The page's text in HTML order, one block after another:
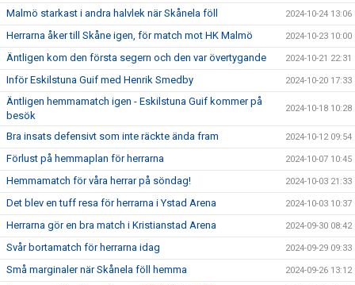
Malmö starkast i andra halvlek när Skånela föll 2024-10-24 13:06
Herrarna åker till Skåne igen, för match mot HK Malmö 2024-10-23 10:00
Äntligen kom den första segern och den var övertygande 2024-10-21 22:31
Inför Eskilstuna Guif med Henrik Smedby 2024-10-20 17:33
Äntligen hemmamatch igen - Eskilstuna Guif kommer på
besök
2024-10-18 10:28
Bra insats defensivt som inte räckte ända fram 2024-10-12 09:54
Förlust på hemmaplan för herrarna 2024-10-07 10:45
Hemmamatch för våra herrar på söndag! 2024-10-03 21:33
Det blev en tuff resa för herrarna i Ystad Arena 2024-10-03 10:37
Herrarna gör en bra match i Kristianstad Arena 2024-09-30 08:42
Svår bortamatch för herrarna idag 2024-09-29 09:33
Små marginaler när Skånela föll hemma 2024-09-26 13:12